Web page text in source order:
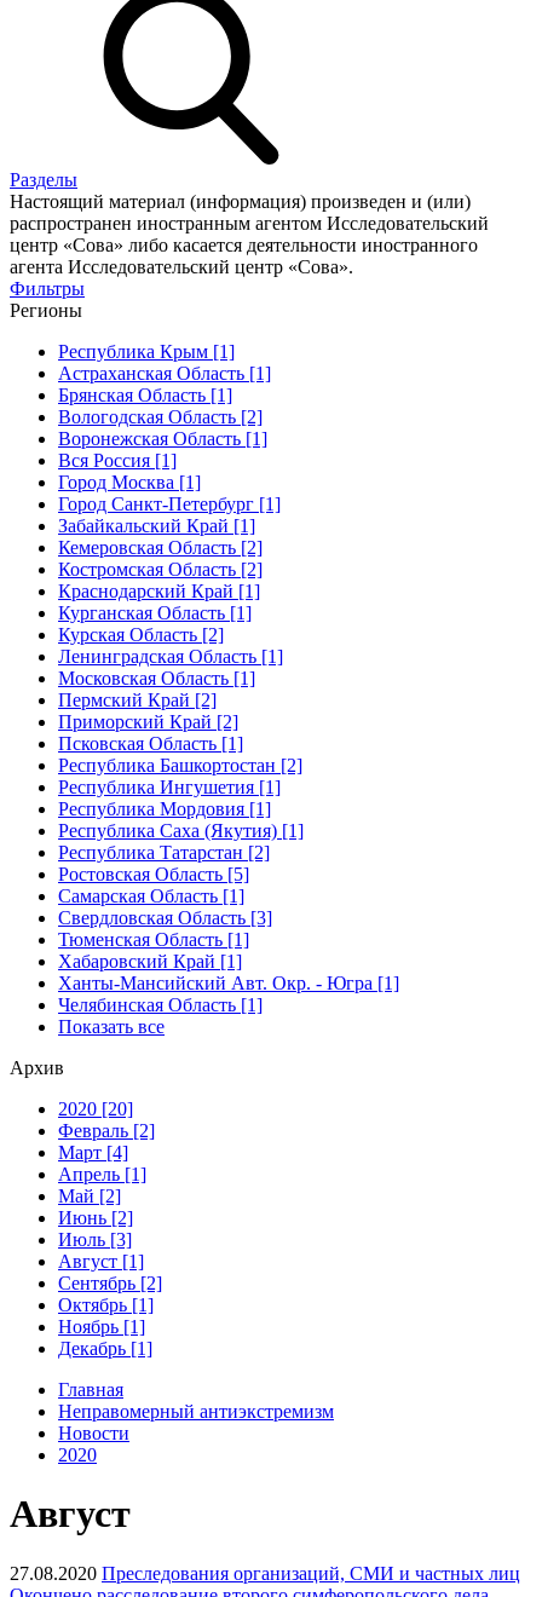
Разделы
Настоящий материал (информация) произведен и (или)
распространен иностранным агентом Исследовательский
центр «Сова» либо касается деятельности иностранного
агента Исследовательский центр «Сова».
Фильтры
Регионы
Республика Крым [1]
Астраханская Область [1]
Брянская Область [1]
Вологодская Область [2]
Воронежская Область [1]
Вся Россия [1]
Город Москва [1]
Город Санкт-Петербург [1]
Забайкальский Край [1]
Кемеровская Область [2]
Костромская Область [2]
Краснодарский Край [1]
Курганская Область [1]
Курская Область [2]
Ленинградская Область [1]
Московская Область [1]
Пермский Край [2]
Приморский Край [2]
Псковская Область [1]
Республика Башкортостан [2]
Республика Ингушетия [1]
Республика Мордовия [1]
Республика Саха (Якутия) [1]
Республика Татарстан [2]
Ростовская Область [5]
Самарская Область [1]
Свердловская Область [3]
Тюменская Область [1]
Хабаровский Край [1]
Ханты-Мансийский Авт. Окр. - Югра [1]
Челябинская Область [1]
Показать все
Архив
2020 [20]
Февраль [2]
Март [4]
Апрель [1]
Май [2]
Июнь [2]
Июль [3]
Август [1]
Сентябрь [2]
Октябрь [1]
Ноябрь [1]
Декабрь [1]
Главная
Неправомерный антиэкстремизм
Новости
2020
Август
27.08.2020 Преследования организаций, СМИ и частных лиц